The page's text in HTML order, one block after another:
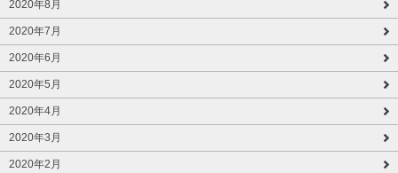
2020年8月
2020年7月
2020年6月
2020年5月
2020年4月
2020年3月
2020年2月